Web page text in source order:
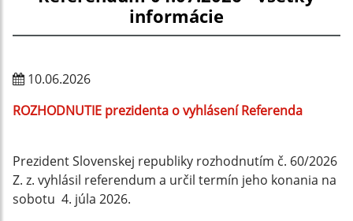
informácie
10.06.2026
ROZHODNUTIE prezidenta o vyhlásení Referenda
Prezident Slovenskej republiky rozhodnutím č. 60/2026
Z. z. vyhlásil referendum a určil termín jeho konania na
sobotu 4. júla 2026.